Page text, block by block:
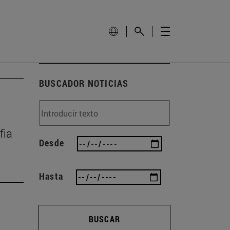
BUSCADOR NOTICIAS
Desde
Hasta
BUSCAR